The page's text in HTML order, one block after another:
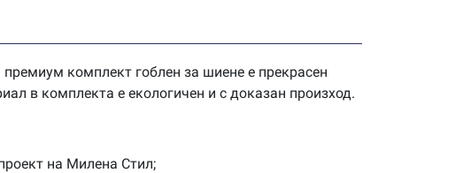
комплект гоблен за шиене е прекрасен
в комплекта е екологичен и с доказан произход.
на Милена Стил;